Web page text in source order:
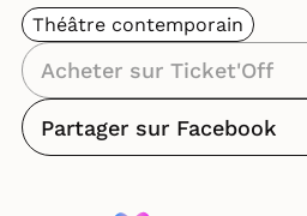
Théâtre contemporain
Acheter sur Ticket'Off
Partager sur Facebook